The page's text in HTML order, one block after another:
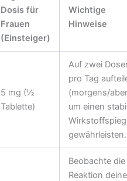
Dosis für
Frauen
(Einsteiger)
Wichtige
Hinweise
5 mg (½
Tablette)
Auf zwei
pro Tag
(morgens/
um einen
gewährleisten.
Beobachte die
Reaktion